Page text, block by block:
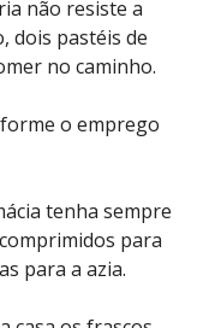
não resiste a
dois pastéis de
no caminho.
o emprego
tenha sempre
para
para a azia.